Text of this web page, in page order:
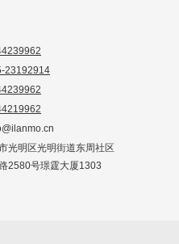
23192914
光明区光明街道东周社区
2580号璟霆大厦1303